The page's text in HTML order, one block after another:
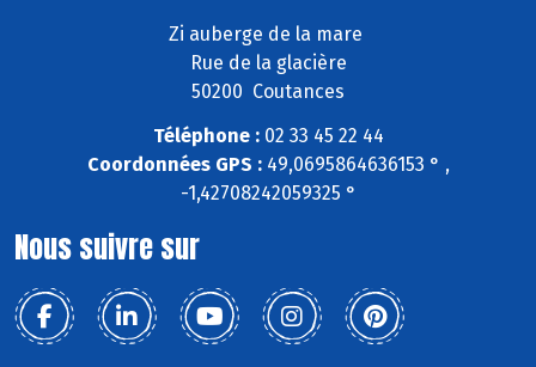
Zi auberge de la mare
Rue de la glacière
50200 Coutances
Téléphone :02 33 45 22 44
Coordonnées GPS :49,0695864636153 ° ,
-1,42708242059325 °
Nous suivre sur